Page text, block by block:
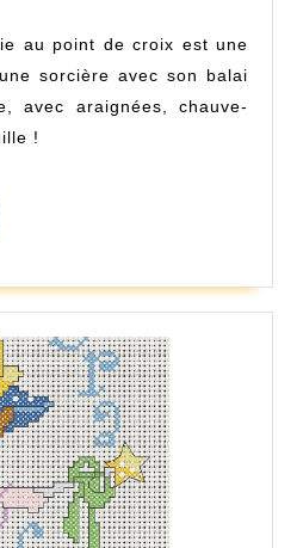
Point
De
Croix
Et
Broderies
au point de croix est une
sorcière avec son balai
avec araignées, chauve-
!